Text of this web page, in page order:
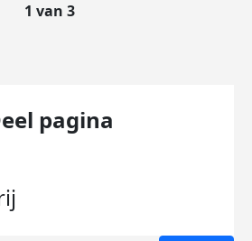
1 van 3
pagina